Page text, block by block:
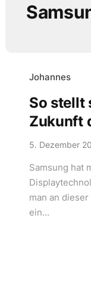
Johannes
So stellt
Zukunft
5. Dezember
Samsung hat
man an
ein...